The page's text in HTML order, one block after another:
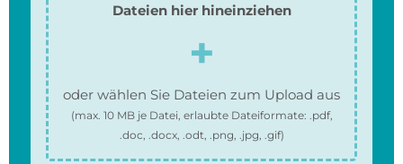
Dateien hier hineinziehen
oder wählen Sie Dateien zum Upload aus
(max. 10 MBje Datei, erlaubte Dateiformate: .pdf,
.doc, .docx, .odt, .png, .jpg, .gif)